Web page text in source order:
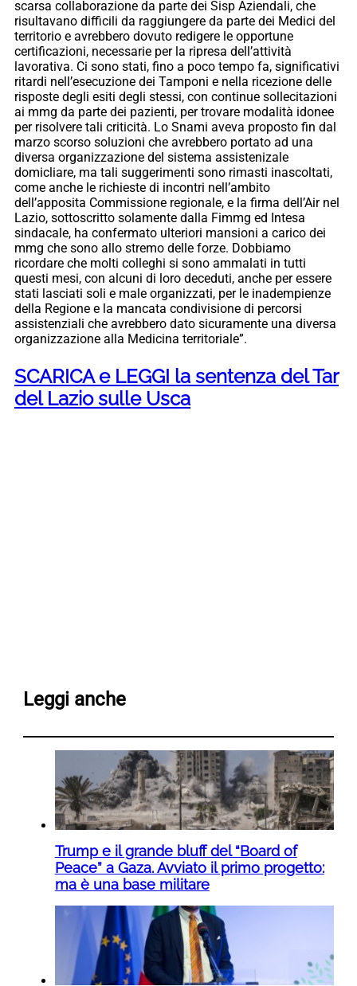
scarsa collaborazione da parte dei Sisp Aziendali, che
risultavano difficili da raggiungere da parte dei Medici del
territorio e avrebbero dovuto redigere le opportune
certificazioni, necessarie per la ripresa dell’attività
lavorativa. Ci sono stati, fino a poco tempo fa, significativi
ritardi nell’esecuzione dei Tamponi e nella ricezione delle
risposte degli esiti degli stessi, con continue sollecitazioni
ai mmg da parte dei pazienti, per trovare modalità idonee
per risolvere tali criticità. Lo Snami aveva proposto fin dal
marzo scorso soluzioni che avrebbero portato ad una
diversa organizzazione del sistema assistenizale
domicliare, ma tali suggerimenti sono rimasti inascoltati,
come anche le richieste di incontri nell’ambito
dell’apposita Commissione regionale, e la firma dell’Air nel
Lazio, sottoscritto solamente dalla Fimmg ed Intesa
sindacale, ha confermato ulteriori mansioni a carico dei
mmg che sono allo stremo delle forze. Dobbiamo
ricordare che molti colleghi si sono ammalati in tutti
questi mesi, con alcuni di loro deceduti, anche per essere
stati lasciati soli e male organizzati, per le inadempienze
della Regione e la mancata condivisione di percorsi
assistenziali che avrebbero dato sicuramente una diversa
organizzazione alla Medicina territoriale”.
SCARICA e LEGGI la sentenza del Tar
del Lazio sulle Usca
Leggi anche
Trump e il grande bluff del “Board of
Peace” a Gaza. Avviato il primo progetto:
ma è una base militare